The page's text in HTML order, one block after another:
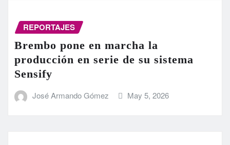
REPORTAJES
Brembo pone en marcha la
producción en serie de su sistema
Sensify
José Armando Gómez May 5, 2026